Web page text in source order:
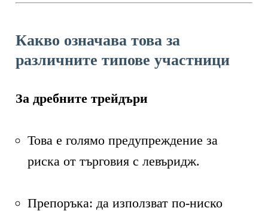
Какво означава това за
различните типове участници
За дребните трейдъри
Това е голямо предупреждение за
риска от търговия с левъридж.
Препоръка: да използват по-ниско